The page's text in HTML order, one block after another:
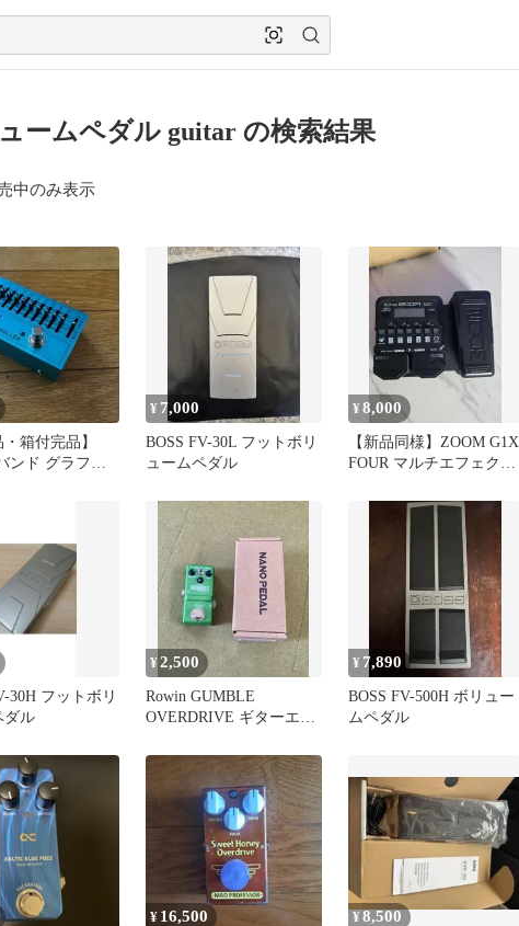
ームペダル guitar の検索結果
中のみ表示
・箱付完品】
ンド グラフィ
¥ 7,000
BOSS FV-30L フットボリ
ュームペダル
¥8,000
【新品同様】ZOOM G1X
FOUR マルチエフェクタ
30H フットボリ
ダル
¥2,500
Rowin GUMBLE
OVERDRIVE ギターエフ
¥ 7,890
BOSS FV-500H ボリュー
ムペダル
¥ 16,500 ¥8,500